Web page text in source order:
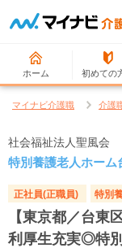
ホーム 初めての
マイナビ介護職 介護
社会福祉法人聖風会
特別養護老人ホーム
正社員(正職員) 特別
【東京都／台東
利厚生充実◎特